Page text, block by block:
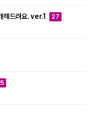
해드려요. ver.1 27